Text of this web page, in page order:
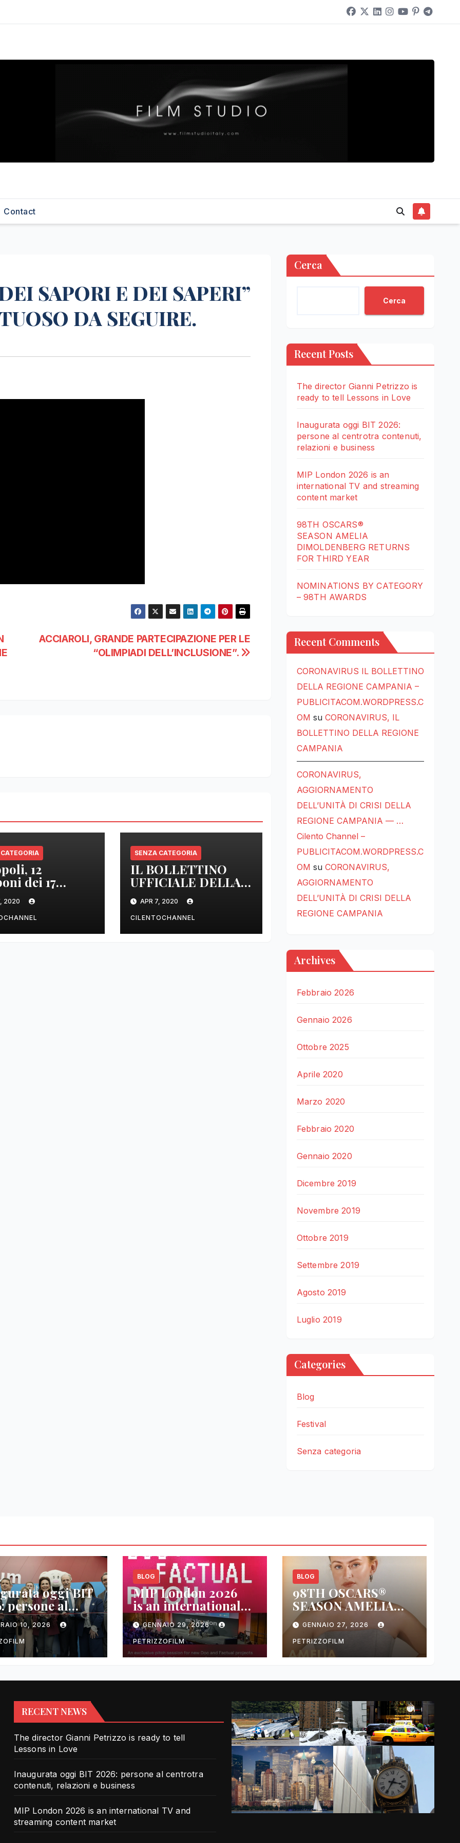
Contact
SAPORI E DEI SAPERI”
DA SEGUIRE.
ACCIAROLI, GRANDE PARTECIPAZIONE PER LE
“OLIMPIADI DELL’INCLUSIONE”.
12
dei 17
sono
2020
SENZA CATEGORIA
IL BOLLETTINO
UFFICIALE DELLA
REGIONE
CAMPANIA DELLE
ORE 22.00
APR 7, 2020
CILENTOCHANNEL
Cerca
Cerca
Recent Posts
The director Gianni Petrizzo is
ready to tell Lessons in Love
Inaugurata oggi BIT 2026:
persone al centrotra contenuti,
relazioni e business
MIP London 2026 is an
international TV and streaming
content market
98TH OSCARS®
SEASON AMELIA
DIMOLDENBERG RETURNS
FOR THIRD YEAR
NOMINATIONS BY CATEGORY
– 98TH AWARDS
Recent Comments
CORONAVIRUS IL BOLLETTINO
DELLA REGIONE CAMPANIA –
PUBLICITACOM.WORDPRESS.C
OM su CORONAVIRUS, IL
BOLLETTINO DELLA REGIONE
CAMPANIA
CORONAVIRUS,
AGGIORNAMENTO
DELL’UNITÀ DI CRISI DELLA
REGIONE CAMPANIA — …
Cilento Channel –
PUBLICITACOM.WORDPRESS.C
OM su CORONAVIRUS,
AGGIORNAMENTO
DELL’UNITÀ DI CRISI DELLA
REGIONE CAMPANIA
Archives
Febbraio 2026
Gennaio 2026
Ottobre 2025
Aprile 2020
Marzo 2020
Febbraio 2020
Gennaio 2020
Dicembre 2019
Novembre 2019
Ottobre 2019
Settembre 2019
Agosto 2019
Luglio 2019
Categories
Blog
Festival
Senza categoria
oggi BIT
persone al
contenuti,
e business
10, 2026
BLOG
MIP London 2026
is an international
TV and streaming
content market
GENNAIO 29, 2026
PETRIZZOFILM
BLOG
98TH OSCARS®
SEASON AMELIA
DIMOLDENBERG
RETURNS FOR
THIRD YEAR
GENNAIO 27, 2026
PETRIZZOFILM
RECENT NEWS
The director Gianni Petrizzo is ready to tell
Lessons in Love
Inaugurata oggi BIT 2026: persone al centrotra
contenuti, relazioni e business
MIP London 2026 is an international TV and
streaming content market